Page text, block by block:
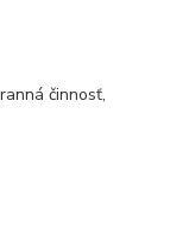
činnosť,